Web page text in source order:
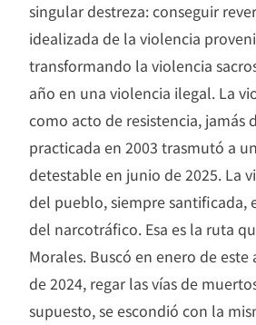
singular destreza: conseguir
idealizada de la violencia
transformando la violencia
año en una violencia ilegal. La
como acto de resistencia, jamás
practicada en 2003 trasmutó a
detestable en junio de 2025. La
del pueblo, siempre santificada,
del narcotráfico. Esa es la ruta
Morales. Buscó en enero de
de 2024, regar las vías de
supuesto, se escondió con la